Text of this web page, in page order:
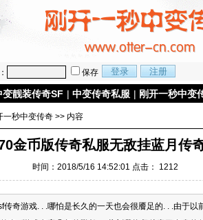
保存
变靓装传奇SF | 中变传奇私服 | 刚开一秒中变
一秒中变传奇 >> 内容
金币版传奇私服无敌挂蓝月传
时间：2018/5/16 14:52:01 点击： 1212
传奇游戏. . .哪怕是长久的一天也会很餍足的. . .由于以